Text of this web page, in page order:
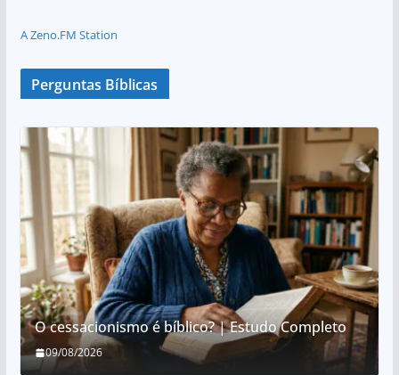
A Zeno.FM Station
Perguntas Bíblicas
O cessacionismo é bíblico? | Estudo Completo
09/08/2026